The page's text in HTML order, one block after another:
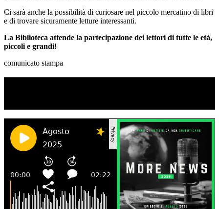
Ci sarà anche la possibilità di curiosare nel piccolo mercatino di libri
e di trovare sicuramente letture interessanti.
La Biblioteca attende la partecipazione dei lettori di tutte le età,
piccoli e grandi!
comunicato stampa